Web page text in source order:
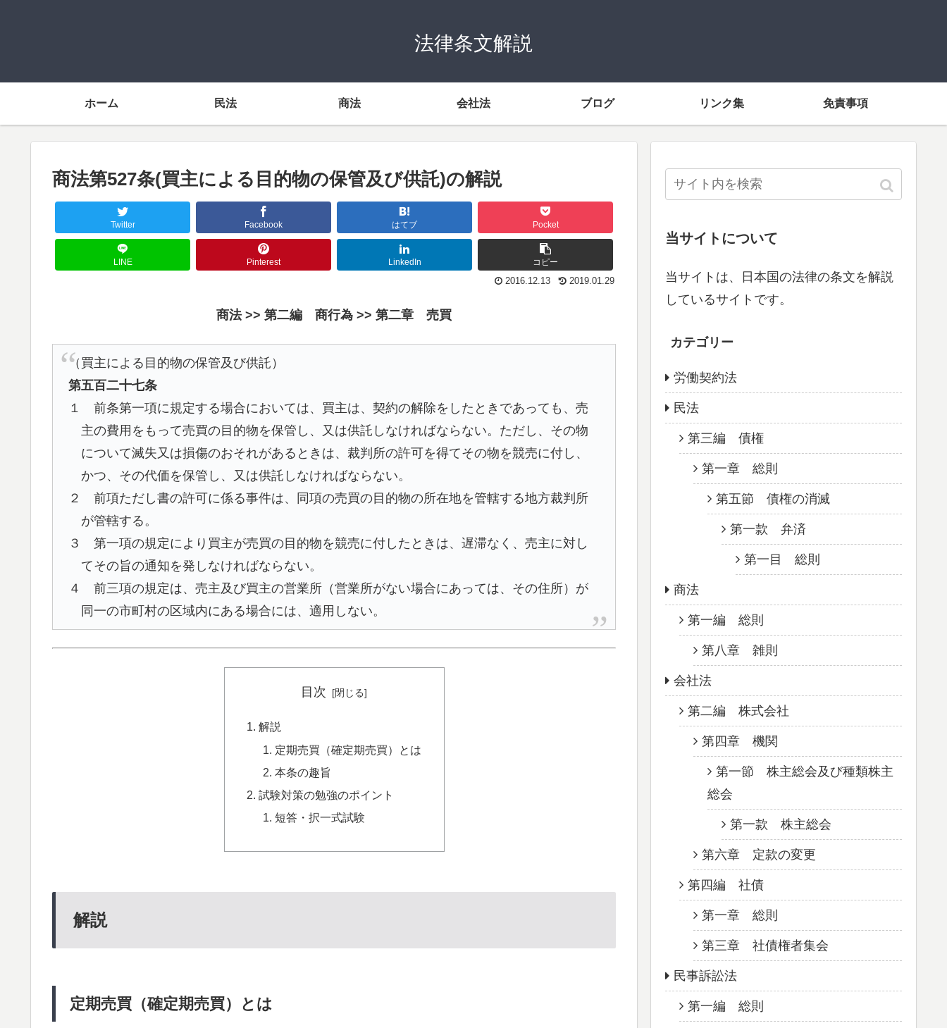
法律条文解説
ホーム 民法 商法 会社法 ブログ リンク集 免責事項
商法第527条(買主による目的物の保管及び供託)の解説
Twitter Facebook はてブ Pocket
LINE Pinterest LinkedIn
コピー
2019.01.29
2016.12.13
商法 >> 第二編 商行為 >> 第二章 売買
（買主による目的物の保管及び供託）
第五百二十七条
１ 前条第一項に規定する場合においては、買主は、契約の解除をしたときであっても、売
主の費用をもって売買の目的物を保管し、又は供託しなければならない。ただし、その物
について滅失又は損傷のおそれがあるときは、裁判所の許可を得てその物を競売に付し、
かつ、その代価を保管し、又は供託しなければならない。
２ 前項ただし書の許可に係る事件は、同項の売買の目的物の所在地を管轄する地方裁判所
が管轄する。
３ 第一項の規定により買主が売買の目的物を競売に付したときは、遅滞なく、売主に対し
てその旨の通知を発しなければならない。
４ 前三項の規定は、売主及び買主の営業所（営業所がない場合にあっては、その住所）が
同一の市町村の区域内にある場合には、適用しない。
目次
解説
定期売買（確定期売買）とは
本条の趣旨
試験対策の勉強のポイント
短答・択一式試験
解説
定期売買（確定期売買）とは
当サイトについて
当サイトは、日本国の法律の条文を解説
しているサイトです。
カテゴリー
労働契約法
民法
第三編 債権
第一章 総則
第五節 債権の消滅
第一款 弁済
第一目 総則
商法
第一編 総則
第八章 雑則
会社法
第二編 株式会社
第四章 機関
第一節 株主総会及び種類株主
総会
第一款 株主総会
第六章 定款の変更
第四編 社債
第一章 総則
第三章 社債権者集会
民事訴訟法
第一編 総則